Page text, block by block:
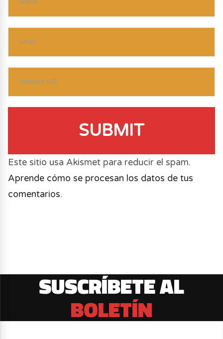
SUBMIT
Este sitio usa Akismet para reducir el spam.
Aprende cómo se procesan los datos de tus
comentarios.
SUSCRÍBETE AL
BOLETÍN